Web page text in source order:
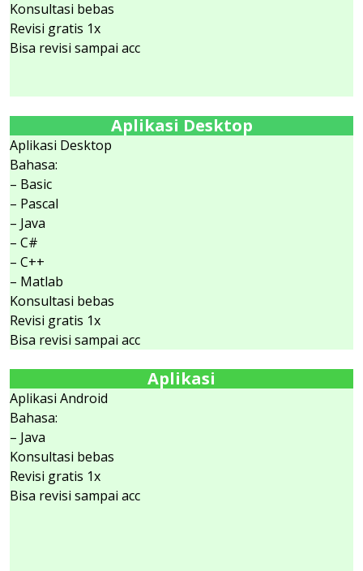
Konsultasi bebas
Revisi gratis 1x
Bisa revisi sampai acc
Aplikasi Desktop
Aplikasi Desktop
Bahasa:
– Basic
– Pascal
– Java
– C#
– C++
– Matlab
Konsultasi bebas
Revisi gratis 1x
Bisa revisi sampai acc
Aplikasi
Aplikasi Android
Bahasa:
– Java
Konsultasi bebas
Revisi gratis 1x
Bisa revisi sampai acc